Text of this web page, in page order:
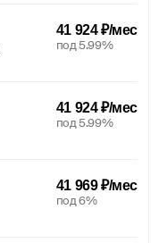
41 924 ₽/мес
под 5.99%
41 924 ₽/мес
под 5.99%
41 969 ₽/мес
под 6%